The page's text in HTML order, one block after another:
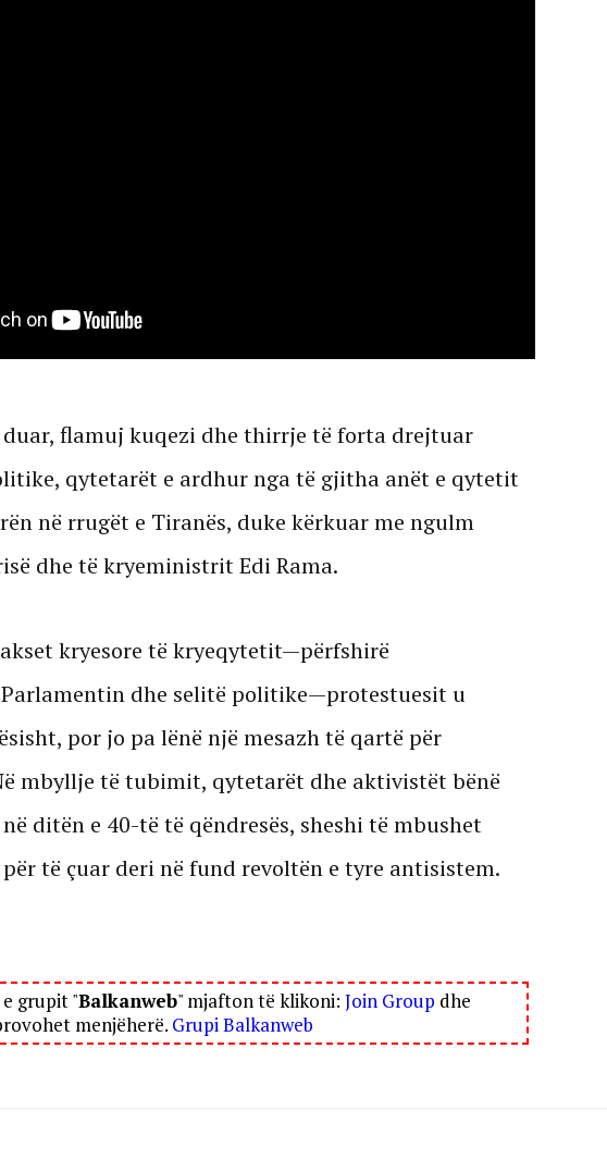
flamuj kuqezi dhe thirrje të forta drejtuar
qytetarët e ardhur nga të gjitha anët e qytetit
në rrugët e Tiranës, duke kërkuar me ngulm
dhe të kryeministrit Edi Rama.
kryesore të kryeqytetit—përfshirë
dhe selitë politike—protestuesit u
por jo pa lënë një mesazh të qartë për
mbyllje të tubimit, qytetarët dhe aktivistët bënë
ditën e 40-të të qëndresës, sheshi të mbushet
për të çuar deri në fund revoltën e tyre antisistem.
e grupit "Balkanweb" mjafton të klikoni: Join Group dhe
menjëherë. Grupi Balkanweb